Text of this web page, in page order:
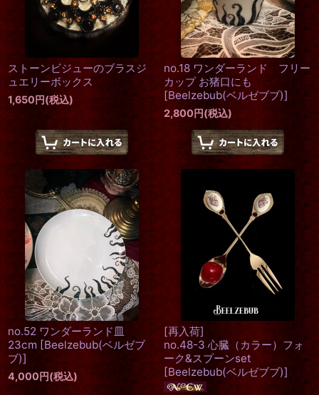
ストーンビジューのブラスジ
ュエリーボックス
1,650円(税込)
no.18 ワンダーランド フリー
カップ お猪口にも
[Beelzebub(ベルゼブブ)]
2,800円(税込)
no.52 ワンダーランド皿
23cm [Beelzebub(ベルゼブ
ブ)]
4,000円(税込)
[再入荷]
no.48-3 心臓（カラー）フォ
ーク&スプーンset
[Beelzebub(ベルゼブブ)]